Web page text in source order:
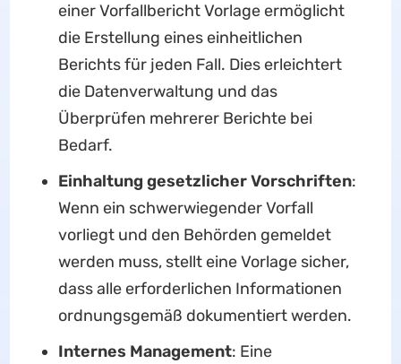
einer Vorfallbericht Vorlage ermöglicht
die Erstellung eines einheitlichen
Berichts für jeden Fall. Dies erleichtert
die Datenverwaltung und das
Überprüfen mehrerer Berichte bei
Bedarf.
Einhaltung gesetzlicher Vorschriften:
Wenn ein schwerwiegender Vorfall
vorliegt und den Behörden gemeldet
werden muss, stellt eine Vorlage sicher,
dass alle erforderlichen Informationen
ordnungsgemäß dokumentiert werden.
Internes Management: Eine